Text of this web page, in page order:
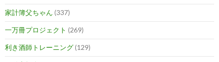
家計簿父ちゃん (337)
一万冊プロジェクト (269)
利き酒師トレーニング (129)